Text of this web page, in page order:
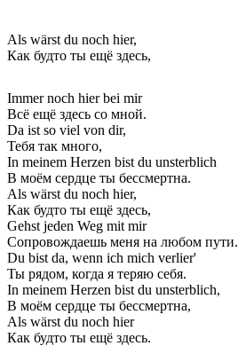
Als wärst du noch hier,
Как будто ты ещё здесь,
Immer noch hiеr bei mir
Всё ещё здесь со мной.
Da ist so viel von dir,
Тебя так много,
In meinеm Herzen bist du unsterblich
В моём сердце ты бессмертна.
Als wärst du noch hier,
Как будто ты ещё здесь,
Gehst jeden Weg mit mir
Сопровождаешь меня на любом пути.
Du bist da, wenn ich mich verlier'
Ты рядом, когда я теряю себя.
In meinem Herzen bist du unsterblich,
В моём сердце ты бессмертна,
Als wärst du noch hier
Как будто ты ещё здесь.